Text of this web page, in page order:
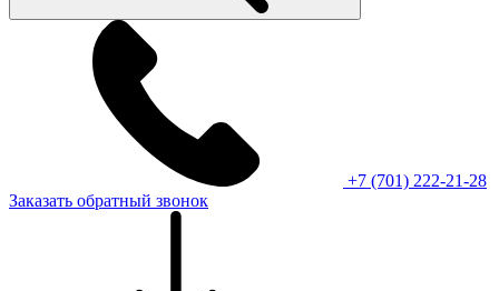
+7 (701) 222-21-28
Заказать обратный звонок